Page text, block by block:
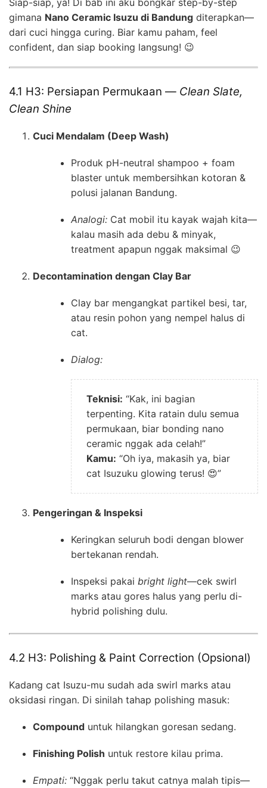
Siap-siap, ya! Di bab ini aku bongkar step-by-step
gimana Nano Ceramic Isuzu di Bandung diterapkan—
dari cuci hingga curing. Biar kamu paham, feel
confident, dan siap booking langsung! 😉
4.1 H3: Persiapan Permukaan — Clean Slate,
Clean Shine
Cuci Mendalam (Deep Wash)
Produk pH-neutral shampoo + foam
blaster untuk membersihkan kotoran &
polusi jalanan Bandung.
Analogi: Cat mobil itu kayak wajah kita—
kalau masih ada debu & minyak,
treatment apapun nggak maksimal 😉
Decontamination dengan Clay Bar
Clay bar mengangkat partikel besi, tar,
atau resin pohon yang nempel halus di
cat.
Dialog:
Teknisi: “Kak, ini bagian
terpenting. Kita ratain dulu semua
permukaan, biar bonding nano
ceramic nggak ada celah!”
Kamu: “Oh iya, makasih ya, biar
cat Isuzuku glowing terus! 😍”
Pengeringan & Inspeksi
Keringkan seluruh bodi dengan blower
bertekanan rendah.
Inspeksi pakai bright light—cek swirl
marks atau gores halus yang perlu di-
hybrid polishing dulu.
4.2 H3: Polishing & Paint Correction (Opsional)
Kadang cat Isuzu-mu sudah ada swirl marks atau
oksidasi ringan. Di sinilah tahap polishing masuk:
Compound untuk hilangkan goresan sedang.
Finishing Polish untuk restore kilau prima.
Empati: “Nggak perlu takut catnya malah tipis—